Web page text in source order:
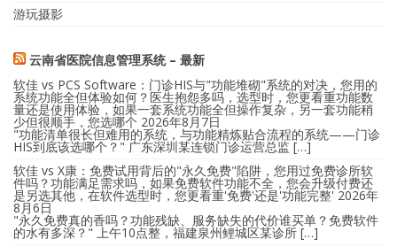
游玩摄影
云南省医院信息管理系统 – 最新
软佳 vs PCS Software：门诊HIS与"功能堆砌"系统的对决，您用的
系统功能全但体验如何？医生抱怨多吗，选型时，您更看重功能数
量还是使用体验，如果一套系统功能全但操作复杂，另一套功能稍
少但很顺手，您选哪个 2026年8月7日
"功能清单很长但难用的系统，与功能精炼贴合流程的系统——门诊
HIS到底该选哪个？" 广东深圳某连锁门诊运营总监 […]
软佳 vs X康：免费试用背后的"永久免费"陷阱，您用过免费诊所软
件吗？功能满足需求吗，如果免费软件功能不全，您会升级付费还
是另选其他，在软件选型时，您更看重'免费'还是'功能完整' 2026年
8月6日
"永久免费真的香吗？功能残缺、服务缺失的代价谁买单？免费软件
的水有多深？" 上午10点整，福建泉州鲤城区某诊所 […]